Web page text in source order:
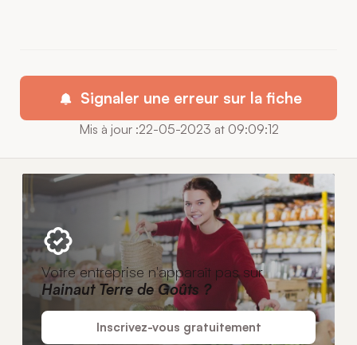
Signaler une erreur sur la fiche
Mis à jour :22-05-2023 at 09:09:12
Votre entreprise n'apparaît pas sur
Hainaut Terre de Goûts ?
Inscrivez-vous gratuitement